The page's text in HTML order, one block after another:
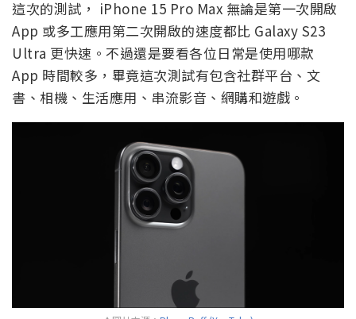
這次的測試， iPhone 15 Pro Max 無論是第一次開啟
App 或多工應用第二次開啟的速度都比 Galaxy S23
Ultra 更快速。不過還是要看各位日常是使用哪款
App 時間較多，畢竟這次測試有包含社群平台、文
書、相機、生活應用、串流影音、網購和遊戲。